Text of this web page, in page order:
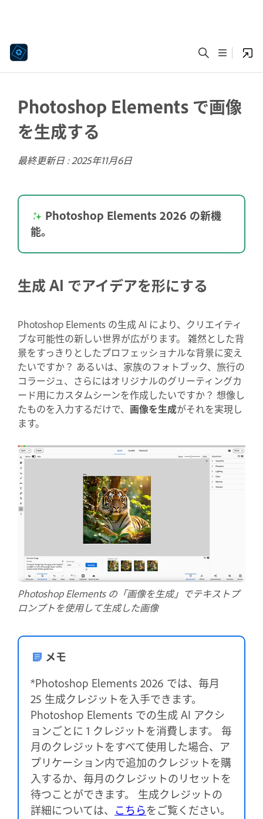
Photoshop Elements で画像
を生成する
最終更新日 :2025年11月6日
Photoshop Elements 2026 の新機
能。
生成 AI でアイデアを形にする
Photoshop Elements の生成 AI により、クリエイティ
ブな可能性の新しい世界が広がります。 雑然とした背
景をすっきりとしたプロフェッショナルな背景に変え
たいですか？ あるいは、家族のフォトブック、旅行の
コラージュ、さらにはオリジナルのグリーティングカ
ード用にカスタムシーンを作成したいですか？ 想像し
たものを入力するだけで、 画像を生成がそれを実現し
ます。
Photoshop Elements の「画像を生成」でテキストプ
ロンプトを使用して生成した画像
メモ
*Photoshop Elements 2026 では、毎月
25 生成クレジットを入手できます。
Photoshop Elements での生成 AI アクシ
ョンごとに 1 クレジットを消費します。 毎
月のクレジットをすべて使用した場合、ア
プリケーション内で追加のクレジットを購
入するか、毎月のクレジットのリセットを
待つことができます。 生成クレジットの
詳細については、 こちらをご覧ください。